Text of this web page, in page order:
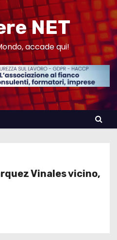
NET
accade qui!
Vinales vicino,